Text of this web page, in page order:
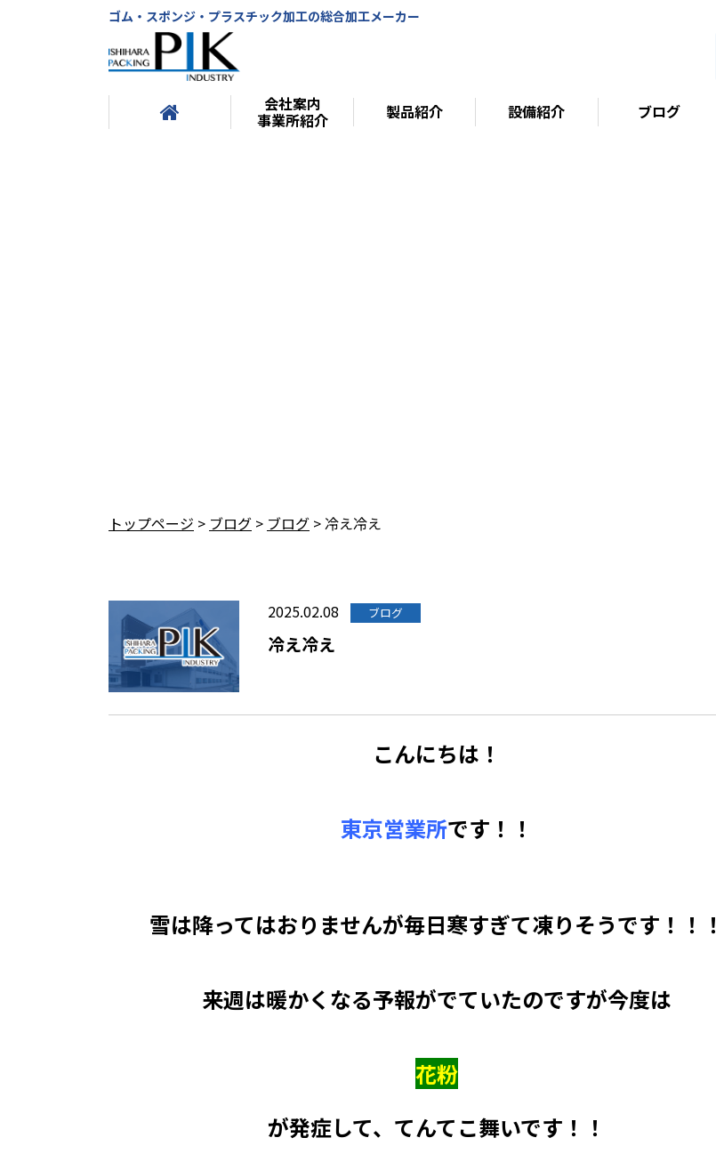
ゴム・スポンジ・プラスチック加工の総合加工メーカー
会社案内
事業所紹介 製品紹介 設備紹介 ブログ
トップページ > ブログ > ブログ >冷え冷え
2025.02.08 ブログ
冷え冷え
こんにちは！
東京営業所です！！
雪は降ってはおりませんが毎日寒すぎて凍りそうです！！！
来週は暖かくなる予報がでていたのですが今度は
花粉
が発症して、てんてこ舞いです！！